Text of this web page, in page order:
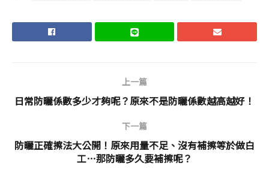
上一篇
日常防曬係數多少才夠呢？原來不是防曬係數越高越好！
下一篇
防曬正確擦法大公開！原來用量不足、沒有補擦等於做白
工…那防曬多久要補擦呢？